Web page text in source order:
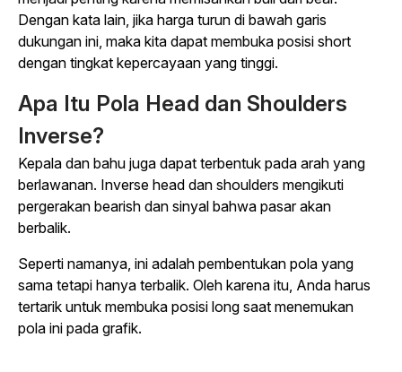
Dengan kata lain, jika harga turun di bawah garis
dukungan ini, maka kita dapat membuka posisi short
dengan tingkat kepercayaan yang tinggi.
Apa Itu Pola Head dan Shoulders
Inverse?
Kepala dan bahu juga dapat terbentuk pada arah yang
berlawanan. Inverse head dan shoulders mengikuti
pergerakan bearish dan sinyal bahwa pasar akan
berbalik.
Seperti namanya, ini adalah pembentukan pola yang
sama tetapi hanya terbalik. Oleh karena itu, Anda harus
tertarik untuk membuka posisi long saat menemukan
pola ini pada grafik.